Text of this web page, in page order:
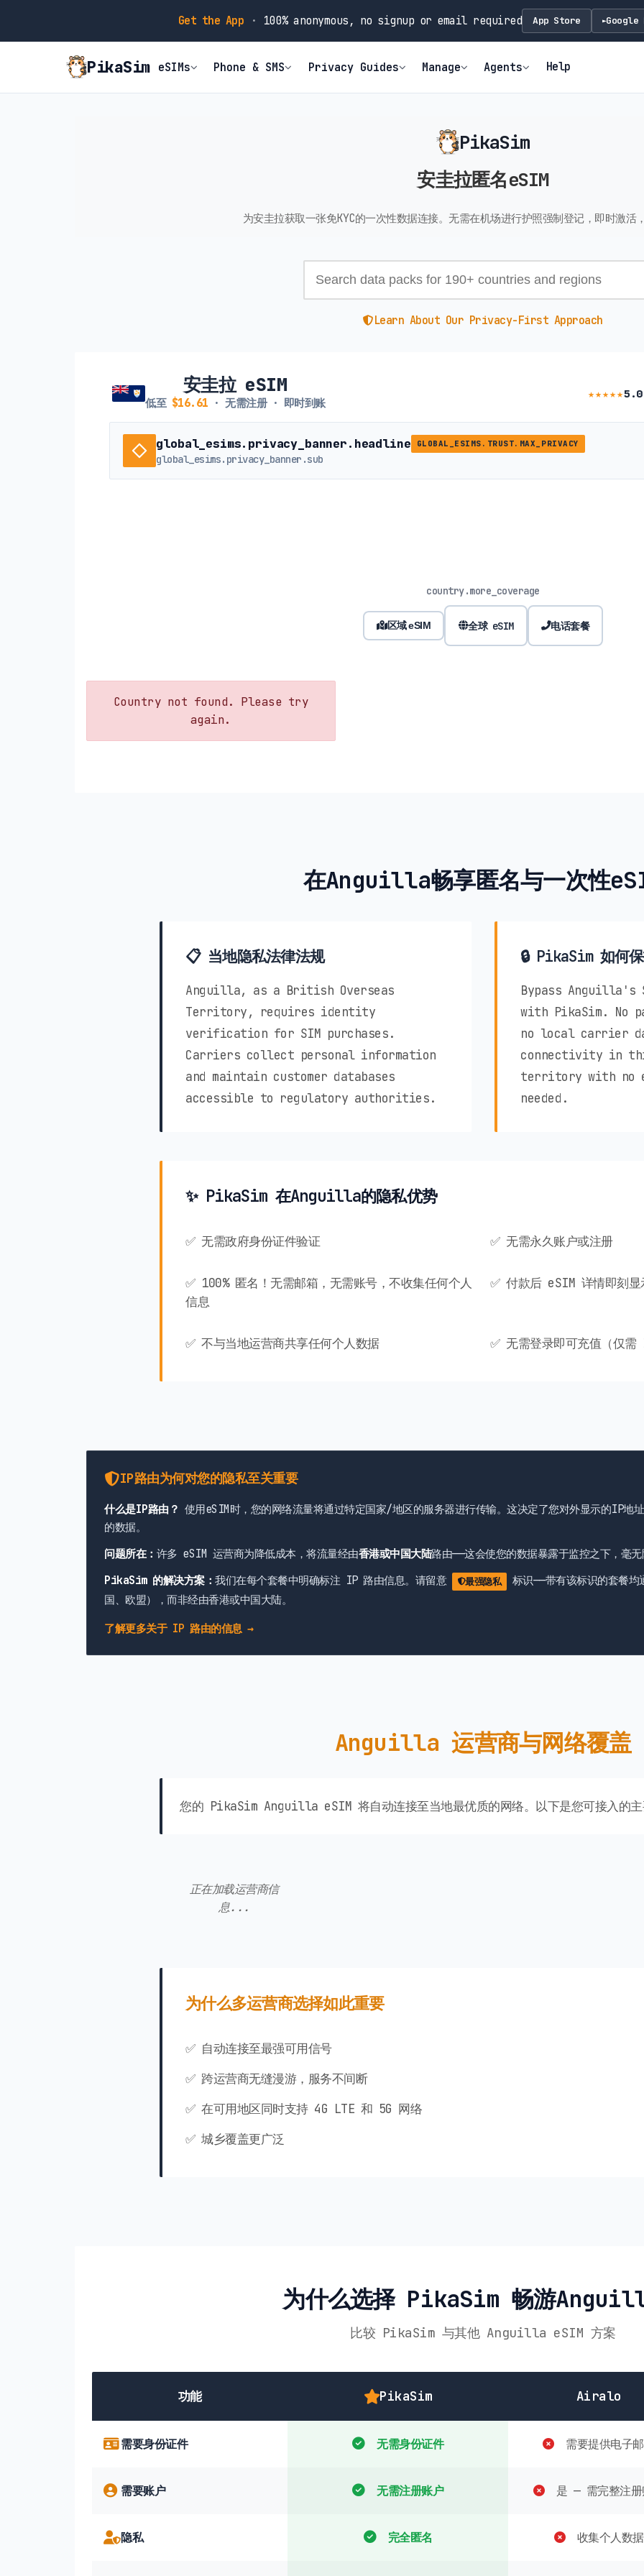
Get the App · 100% anonymous, no signup or email required App Store ►Google
PikaSim eSIMs Phone & SMS Privacy Guides Manage Agents Help
PikaSim
安圭拉匿名eSIM
为安圭拉获取一张免KYC的一次性数据连接。无需在机场进行护照强制登记，即时激活
Learn About Our Privacy-First Approach
安圭拉 eSIM
低至 $16.61 · 无需注册 · 即时到账
★★★★★5.0
global_esims.privacy_banner.headline GLOBAL_ESIMS.TRUST.MAX_PRIVACY
global_esims.privacy_banner.sub
country.more_coverage
区域 eSIM 全球 eSIM 电话套餐
Country not found. Please try
again.
在Anguilla畅享匿名与一次性
📋 当地隐私法律法规
Anguilla, as a British Overseas
Territory, requires identity
verification for SIM purchases.
Carriers collect personal information
and maintain customer databases
accessible to regulatory authorities.
🔒 PikaSim 如何
Bypass
with PikaSim. No
no local carrier
connectivity in
territory with no
needed.
✨ PikaSim 在Anguilla的隐私优势
✅ 无需政府身份证件验证 ✅ 无需永久账户或注册
✅ 100% 匿名！无需邮箱，无需账号，不收集任何个人
信息
✅ 付款后 eSIM 详情即刻显
✅ 不与当地运营商共享任何个人数据 ✅ 无需登录即可充值（仅需
IP路由为何对您的隐私至关重要
什么是IP路由？ 使用eSIM时，您的网络流量将通过特定国家/地区的服务器进行传输。这决定了您对外显示的IP地
的数据。
问题所在： 许多 eSIM 运营商为降低成本，将流量经由香港或中国大陆路由——这会使您的数据暴露于监控之下，毫无
PikaSim 的解决方案： 我们在每个套餐中明确标注 IP 路由信息。请留意 最强隐私
标识——带有该标识的套餐
国、欧盟），而非经由香港或中国大陆。
了解更多关于 IP 路由的信息 →
Anguilla 运营商与网络覆盖
您的 PikaSim Anguilla eSIM 将自动连接至当地最优质的网络。以下是您可接入的主
正在加载运营商信
息...
为什么多运营商选择如此重要
✅ 自动连接至最强可用信号
✅ 跨运营商无缝漫游，服务不间断
✅ 在可用地区同时支持 4G LTE 和 5G 网络
✅ 城乡覆盖更广泛
为什么选择 PikaSim 畅游
比较 PikaSim 与其他 Anguilla eSIM 方案
功能 PikaSim Airalo
需要身份证件 无需身份证件 需要提供电子
需要账户 无需注册账户 是 — 需完整注册
隐私 完全匿名 收集个人数据